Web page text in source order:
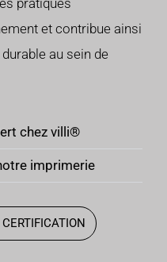
pratiques
et contribue ainsi
au sein de
chez villi®
imprimerie